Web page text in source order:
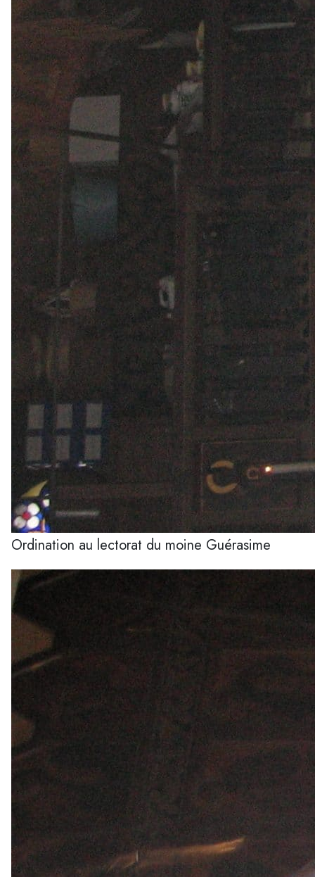
Ordination au lectorat du moine Guérasime